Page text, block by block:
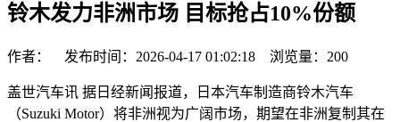
铃木发力非洲市场 目标抢占10%份额
作者： 发布时间：2026-04-17 01:02:18 浏览量： 200
盖世汽车讯 据日经新闻报道，日本汽车制造商铃木汽车
（Suzuki Motor）将非洲视为广阔市场，期望在非洲复制其在